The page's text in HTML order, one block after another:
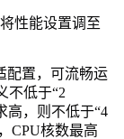
性能设置调至
配置，可流畅运
不低于“2
高，则不低于“4
CPU核数最高